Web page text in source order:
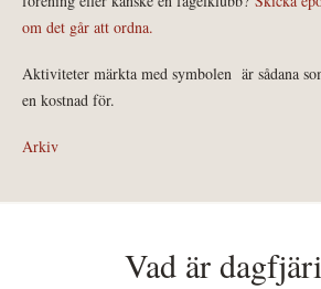
om det går att ordna.
Aktiviteter märkta med symbolen är sådana
en kostnad för.
Arkiv
Vad är